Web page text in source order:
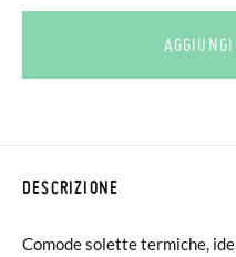
DESCRIZIONE
Comode solette termiche,